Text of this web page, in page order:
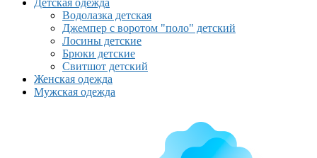
Детская одежда
Водолазка детская
Джемпер с воротом "поло" детский
Лосины детские
Брюки детские
Свитшот детский
Женская одежда
Мужская одежда